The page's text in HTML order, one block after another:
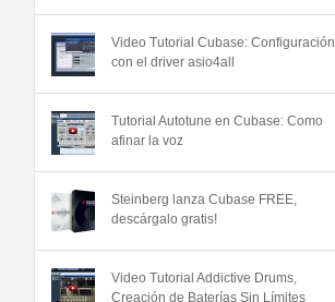
Video Tutorial Cubase: Configuración
con el driver asio4all
Tutorial Autotune en Cubase: Como
afinar la voz
Steinberg lanza Cubase FREE,
descárgalo gratis!
Video Tutorial Addictive Drums,
Creación de Baterías Sin Límites